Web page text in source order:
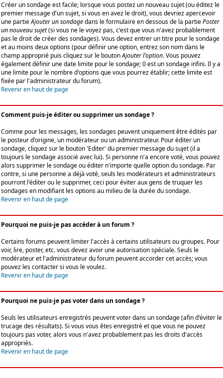
Créer un sondage est facile; lorsque vous postez un nouveau sujet (ou éditez le
premier message d'un sujet, si vous en avez le droit), vous devriez apercevoir
une partieAjouter un sondagedans le formulaire en dessous de la partiePoster
un nouveau sujet(si vous ne le voyez pas, c'est que vous n'avez probablement
pas le droit de créer des sondages). Vous devez entrer un titre pour le sondage
et au moins deux options (pour définir une option, entrez son nom dans le
champ approprié puis cliquez sur le boutonAjouter l'option. Vous pouvez
également définir une date limite pour le sondage; 0 est un sondage infini. Il y a
une limite pour le nombre d'options que vous pourrez établir; cette limite est
fixée par l'administrateur du forum).
Revenir en haut de page
Comment puis-je éditer ou supprimer un sondage ?
Comme pour les messages, les sondages peuvent uniquement être édités par
le posteur d'origine, un modérateur ou un administrateur. Pour éditer un
sondage, cliquez sur le bouton 'Editer' du premier message du sujet (il a
toujours le sondage associé avec lui). Si personne n'a encore voté, vous pouvez
alors supprimer le sondage ou éditer n'importe quelle option du sondage. Par
contre, si une personne a déjà voté, seuls les modérateurs et administrateurs
pourront l'éditer ou le supprimer, ceci pour éviter aux gens de truquer les
sondages en modifiant les options au milieu de la durée du sondage.
Revenir en haut de page
Pourquoi ne puis-je pas accéder à un forum ?
Certains forums peuvent limiter l'accès à certains utilisateurs ou groupes. Pour
voir, lire, poster, etc. vous devez avoir une autorisation spéciale. Seuls le
modérateur et l'administrateur du forum peuvent accorder cet accès; vous
pouvez les contacter si vous le voulez.
Revenir en haut de page
Pourquoi ne puis-je pas voter dans un sondage ?
Seuls les utilisateurs enregistrés peuvent voter dans un sondage (afin d'éviter le
trucage des résultats). Si vous vous êtes enregistré et que vous ne pouvez
toujours pas voter, alors vous n'avez probablement pas les droits d'accès
appropriés.
Revenir en haut de page